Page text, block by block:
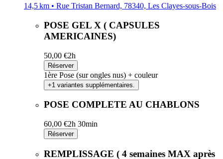
14,5 km • Rue Tristan Bernard, 78340, Les Clayes-sous-Bois
POSE GEL X ( CAPSULES
AMERICAINES)
50,00 €2h
Réserver
1ère Pose (sur ongles nus) + couleur
+1 variantes supplémentaires.
POSE COMPLETE AU CHABLONS
60,00 €2h 30min
Réserver
REMPLISSAGE ( 4 semaines MAX après